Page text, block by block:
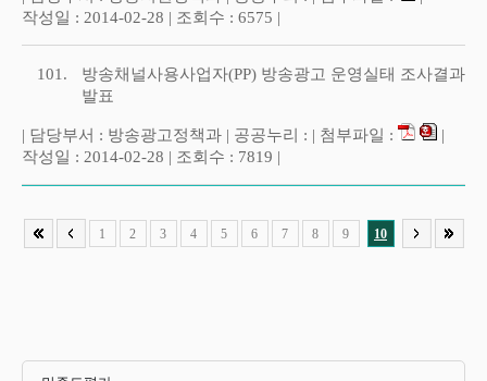
작성일 : 2014-02-28 | 조회수 : 6575 |
101.
방송채널사용사업자(PP) 방송광고 운영실태 조사결과
발표
| 담당부서 : 방송광고정책과 | 공공누리 : | 첨부파일 :
|
작성일 : 2014-02-28 | 조회수 : 7819 |
1 2 3 4 5 6 7 8 9 10